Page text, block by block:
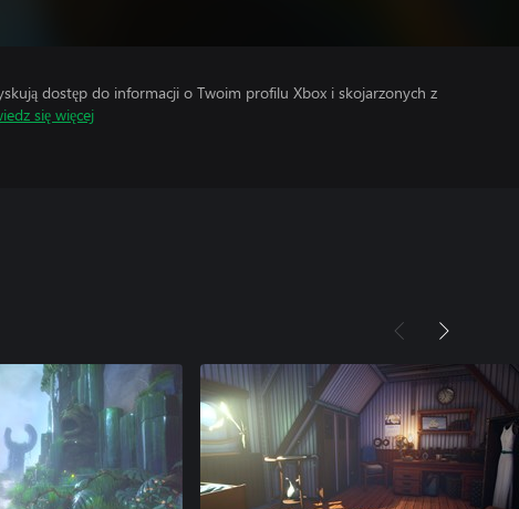
dostęp do informacji o Twoim profilu Xbox i skojarzonych z
się więcej